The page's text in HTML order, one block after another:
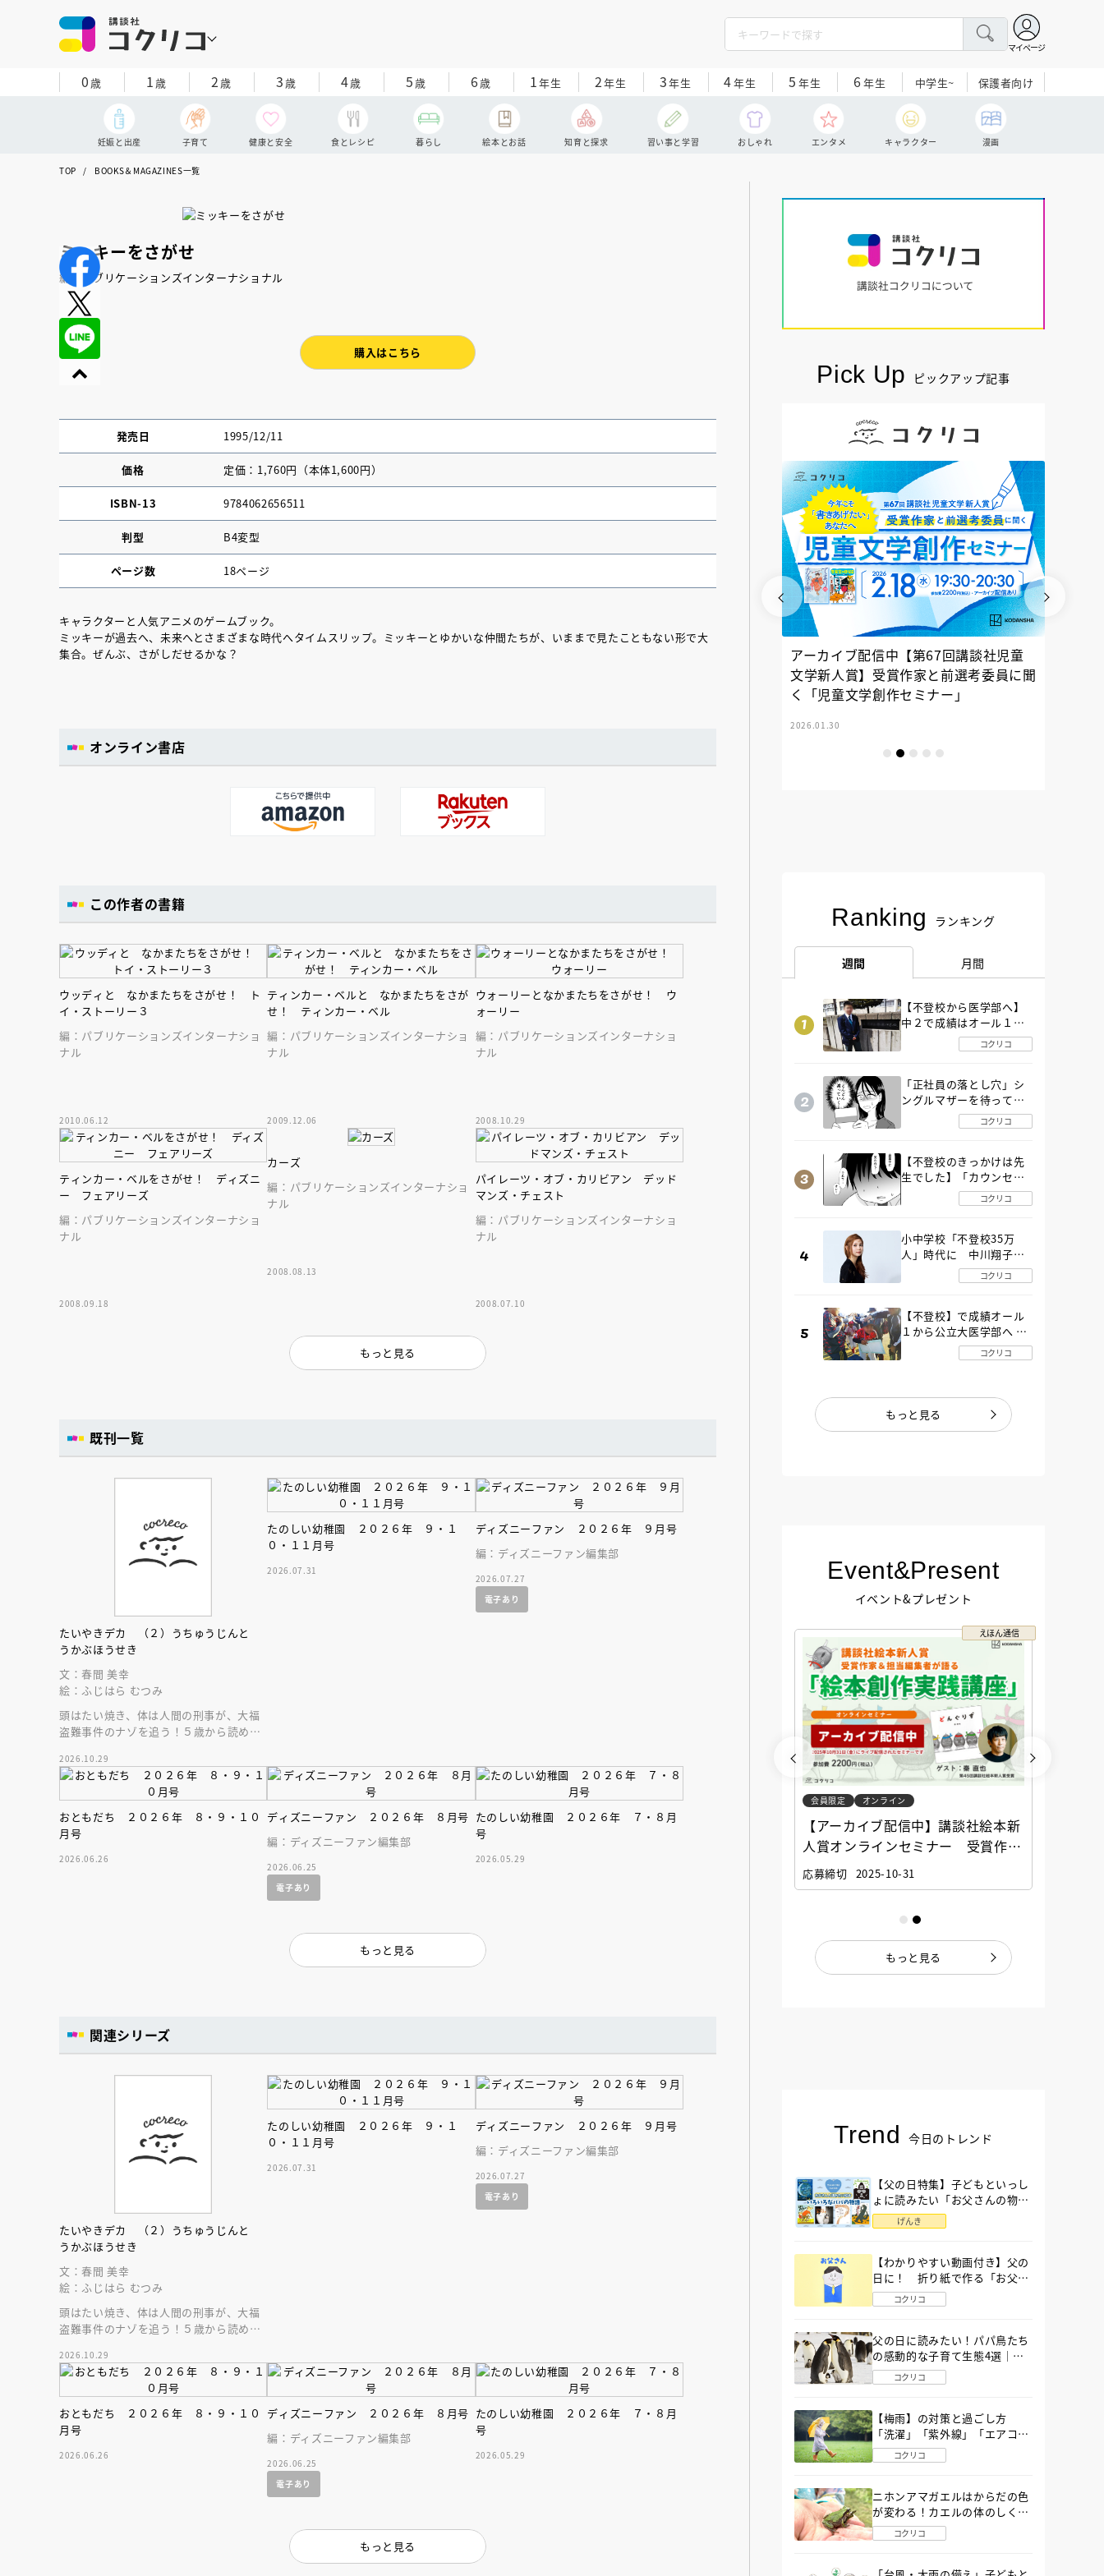
マイページ
0歳 1歳 2歳 3歳 4歳 5歳 6歳 1年生 2年生 3年生 4年生 5 年生 6年生 中学生~ 保護者向け
妊娠と出産 子育て 健康と安全 食とレシピ 暮らし 絵本とお話 知育と探求 習い事と学習 おしゃれ エンタメ キャラクター 漫画
TOP BOOKS＆MAGAZINES一覧
ミッキーをさがせ
編：パブリケーションズインターナショナル
購入はこちら
発売日 1995/12/11
価格 定価：1,760円（本体1,600円）
ISBN-13 9784062656511
判型 B4変型
ページ数 18ページ
キャラクターと人気アニメのゲームブック。
ミッキーが過去へ、未来へとさまざまな時代へタイムスリップ。ミッキーとゆかいな仲間たちが、いままで見たこともない形で大
集合。ぜんぶ、さがしだせるかな？
オンライン書店
この作者の書籍
ウッディと なかまたちをさがせ！ ト
イ・ストーリー３
編：パブリケーションズインターナショ
ナル
2010.06.12
ティンカー・ベルと なかまたちをさが
せ！ ティンカー・ベル
編：パブリケーションズインターナショ
ナル
2009.12.06
ウォーリーとなかまたちをさがせ！ ウ
ォーリー
編：パブリケーションズインターナショ
ナル
2008.10.29
ティンカー・ベルをさがせ！ ディズニ
ー フェアリーズ
編：パブリケーションズインターナショ
ナル
2008.09.18
カーズ
編：パブリケーションズインターナショ
ナル
2008.08.13
パイレーツ・オブ・カリビアン デッド
マンズ・チェスト
編：パブリケーションズインターナショ
ナル
2008.07.10
もっと見る
既刊一覧
たいやきデカ （２）うちゅうじんと
うかぶほうせき
文：春間 美幸
絵：ふじはら むつみ
頭はたい焼き、体は人間の刑事が、大福
盗難事件のナゾを追う！５歳から読める
2026.10.29
たのしい幼稚園 ２０２６年 ９・１
０・１１月号
2026.07.31
ディズニーファン ２０２６年 ９月号
編：ディズニーファン編集部
2026.07.27
電子あり
おともだち ２０２６年 ８・９・１０
月号
2026.06.26
ディズニーファン ２０２６年 ８月号
編：ディズニーファン編集部
2026.06.25
電子あり
たのしい幼稚園 ２０２６年 ７・８月
号
2026.05.29
もっと見る
関連シリーズ
たいやきデカ （２）うちゅうじんと
うかぶほうせき
文：春間 美幸
絵：ふじはら むつみ
頭はたい焼き、体は人間の刑事が、大福
盗難事件のナゾを追う！５歳から読める
2026.10.29
たのしい幼稚園 ２０２６年 ９・１
０・１１月号
2026.07.31
ディズニーファン ２０２６年 ９月号
編：ディズニーファン編集部
2026.07.27
電子あり
おともだち ２０２６年 ８・９・１０
月号
2026.06.26
ディズニーファン ２０２６年 ８月号
編：ディズニーファン編集部
2026.06.25
電子あり
たのしい幼稚園 ２０２６年 ７・８月
号
2026.05.29
もっと見る
Pick Up ピックアップ記事
アーカイブ配信中【第67回講談社児童
文学新人賞】受賞作家と前選考委員に聞
く「児童文学創作セミナー」
2026.01.30
Ranking ランキング
週間 月間
【不登校から医学部へ】
中２で成績はオール１
「昼夜逆転」したわが子
を”夜遊び”に連れ出した
コクリコ
「正社員の落とし穴」シ
ングルマザーを待ってい
た“魔の２年間”【後編】
コクリコ
【不登校のきっかけは先
生でした】「カウンセリ
ングの時間」生徒の情報
をバラしたのは…《第２
コクリコ
小中学校「不登校35万
人」時代に 中川翔子さ
んが審査委員長「不登校
生動画甲子園 2026」が開
コクリコ
【不登校】で成績オール
１から公立大医学部へ 中
２で起立性調節障害「治
るまで３年」の診断 その
コクリコ
もっと見る
Event&Present
イベント&プレゼント
会員限定 オンライン
【アーカイブ配信中】講談社絵本新
人賞オンラインセミナー 受賞作家
と担当編集者が語る「絵本創作実践
講座」
応募締切
会員限定 オンライン
アーカイブ配信中【第67回講談社児
えほん通信
会員限定 オンライン
【アーカイブ配信中】講談社絵本新
人賞オンラインセミナー 受賞作家
と担当編集者が語る「絵本創作実践
講座」
応募締切 2025-10-31
もっと見る
Trend 今日のトレンド
【父の日特集】子どもといっし
ょに読みたい「お父さんの物
語」６選
げんき
【わかりやすい動画付き】父の
日に！ 折り紙で作る「お父さ
ん」の簡単な折り方
コクリコ
父の日に読みたい！パパ鳥たち
の感動的な子育て生態4選｜図
鑑MOVE
コクリコ
【梅雨】の対策と過ごし方
「洗濯」「紫外線」「エアコ
ン」「ゲリラ豪雨」…〔気象予
報士が完全ガイド〕
コクリコ
ニホンアマガエルはからだの色
が変わる！カエルの体のしくみ
から両生類の特ちょうまで図鑑
MOVEが解説！
コクリコ